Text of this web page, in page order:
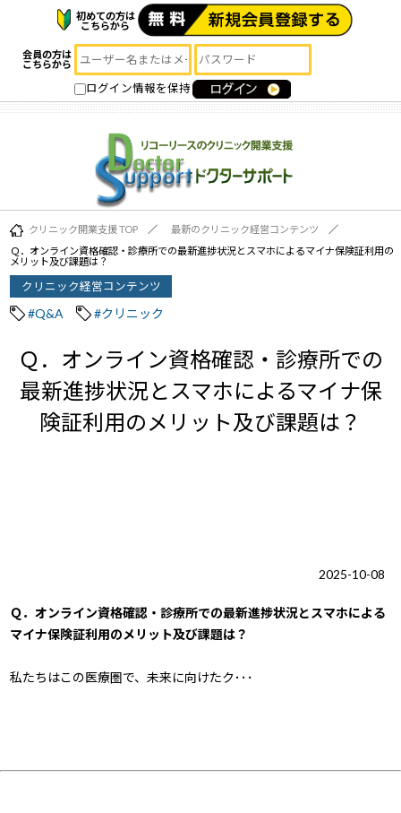
初めての方は
こちらから
会員の方は
こちらから
ログイン情報を保持
クリニック開業支援 TOP
最新のクリニック経営コンテンツ
Ｑ．オンライン資格確認・診療所での最新進捗状況とスマホによるマイナ保険証利用の
メリット及び課題は？
クリニック経営コンテンツ
#Q&A #クリニック
Ｑ．オンライン資格確認・診療所での
最新進捗状況とスマホによるマイナ保
険証利用のメリット及び課題は？
2025-10-08
Ｑ．オンライン資格確認・診療所での最新進捗状況とスマホによる
マイナ保険証利用のメリット及び課題は？
私たちはこの医療圏で、未来に向けたク･･･